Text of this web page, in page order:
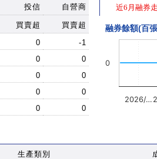
投信 自營商
買賣超
買賣超
0
-1
0
0
0
0
0
0
0 0
近6月融券
融券餘額(百
2026/…
0
生產類別